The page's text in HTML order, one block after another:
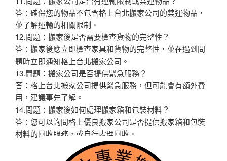
答：確保您的物品不包含格上台北搬家公司的禁運物品，
並了解運輸的相關限制。
12.問題：搬家後是否需要檢查貨物的完整性？
答：搬家後應立即檢查家具和貨物的完整性，並在遇到問
題時立即通知格上台北搬家公司。
13.問題：搬家公司是否提供緊急服務？
答：格上台北搬家公司提供緊急服務，但可能會有額外費
用，建議事先了解。
14.問題：搬家後如何處理搬家箱和包裝材料？
答：您可以詢問格上優良搬家公司是否提供搬家箱和包裝
材料的回收服務，或自行處理回收。